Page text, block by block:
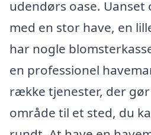
udendørs oase. Uanset
med en stor have, en
har nogle
en professionel
række tjenester, der
område til et sted, du